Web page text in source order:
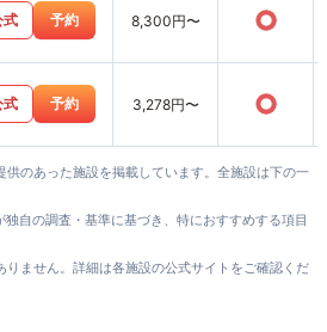
式 予約 8,300円〜 ○
式 予約 3,278円〜 ○
のあった施設を掲載しています。全施設は下の一
自の調査・基準に基づき、特におすすめする項目
ません。詳細は各施設の公式サイトをご確認くだ